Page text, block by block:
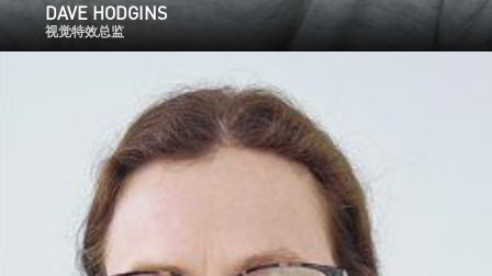
DAVE HODGINS
视觉特效总监